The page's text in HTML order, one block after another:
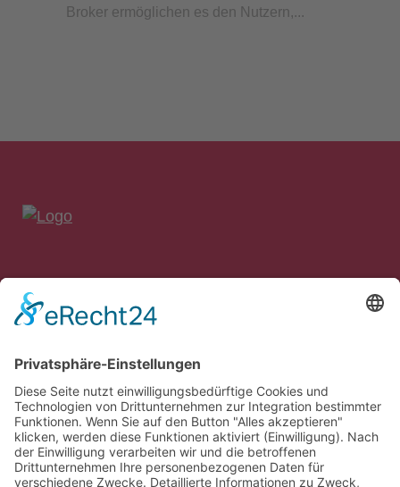
Broker ermöglichen es den Nutzern,...
bankon Management Consulting GmbH & Co. KG
85609 Aschheim/München
Tel.: 089 – 99 90 97 90
Fax: 089 – 99 90 97 99
E‑Mail:info@bankon.de